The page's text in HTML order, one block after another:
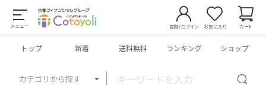
メニュー
カテゴリから探す
登録/ログイン お気に入り カート
トップ 新着 送料無料 ランキング ショップ